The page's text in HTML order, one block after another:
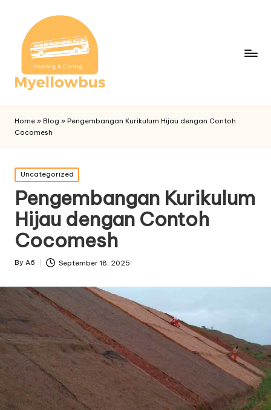
Home » Blog » Pengembangan Kurikulum Hijau dengan Contoh
Cocomesh
Posted
in
Uncategorized
Pengembangan Kurikulum
Hijau dengan Contoh
Cocomesh
Posted
By A6 September 18, 2025